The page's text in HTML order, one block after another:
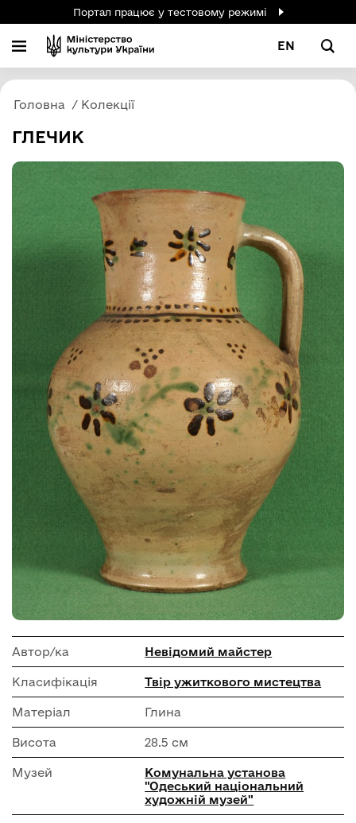
Портал працює у тестовому режимі
EN
Головна Колекції
ГЛЕЧИК
Автор/ка Невідомий майстер
Класифікація Твір ужиткового мистецтва
Матеріал Глина
Висота 28.5 см
Музей
Комунальна установа
"Одеський національний
художній музей"